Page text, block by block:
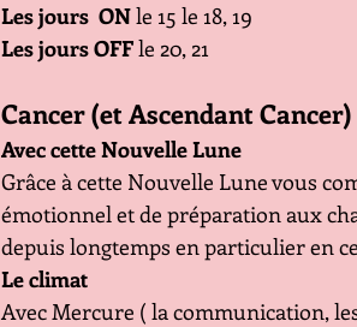
Les jours  ON le 15 le 18, 19
Les jours OFF le 20, 21
Cancer (et Ascendant Cancer)
Avec cette Nouvelle Lune
Grâce à cette Nouvelle Lune vous
émotionnel et de préparation aux
depuis longtemps en particulier en
Le climat
Avec Mercure ( la communication,